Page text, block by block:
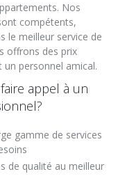
Nos
compétents,
le meilleur service de
offrons des prix
un personnel amical.
appel à un
gamme de services
de qualité au meilleur